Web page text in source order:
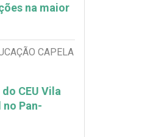
na maior
CAPELA
CEU Vila
Pan-